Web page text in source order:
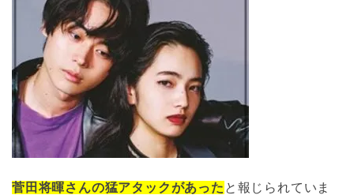
菅田将暉さんの猛アタックがあった と報じられていま